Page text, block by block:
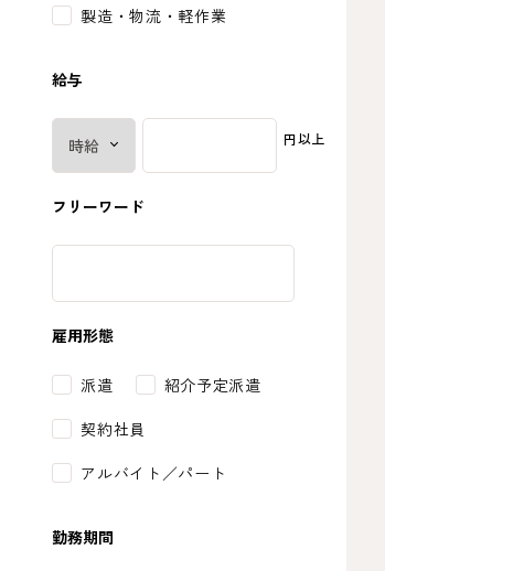
製造・物流・軽作業
給与
円以上
フリーワード
雇用形態
派遣 紹介予定派遣
契約社員
アルバイト／パート
勤務期間